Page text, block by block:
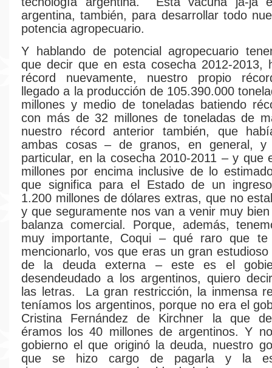
argentina, también, para desarrollar todo
potencia agropecuario.
Y hablando de potencial agropecuario
que decir que en esta cosecha 2012-2013,
récord nuevamente, nuestro propio
llegado a la producción de 105.390.000
millones y medio de toneladas batiendo
con más de 32 millones de toneladas de
nuestro récord anterior también, que
ambas cosas – de granos, en general,
particular, en la cosecha 2010-2011 – y que
millones por encima inclusive de lo
que significa para el Estado de un
1.200 millones de dólares extras, que no
y que seguramente nos van a venir muy
balanza comercial. Porque, además,
muy importante, Coqui – qué raro que te
mencionarlo, vos que eras un gran
de la deuda externa – este es el
desendeudado a los argentinos, quiero
las letras. La gran restricción, la inmensa
teníamos los argentinos, porque no era el
Cristina Fernández de Kirchner la que
éramos los 40 millones de argentinos. Y
gobierno el que originó la deuda, nuestro
que se hizo cargo de pagarla y la